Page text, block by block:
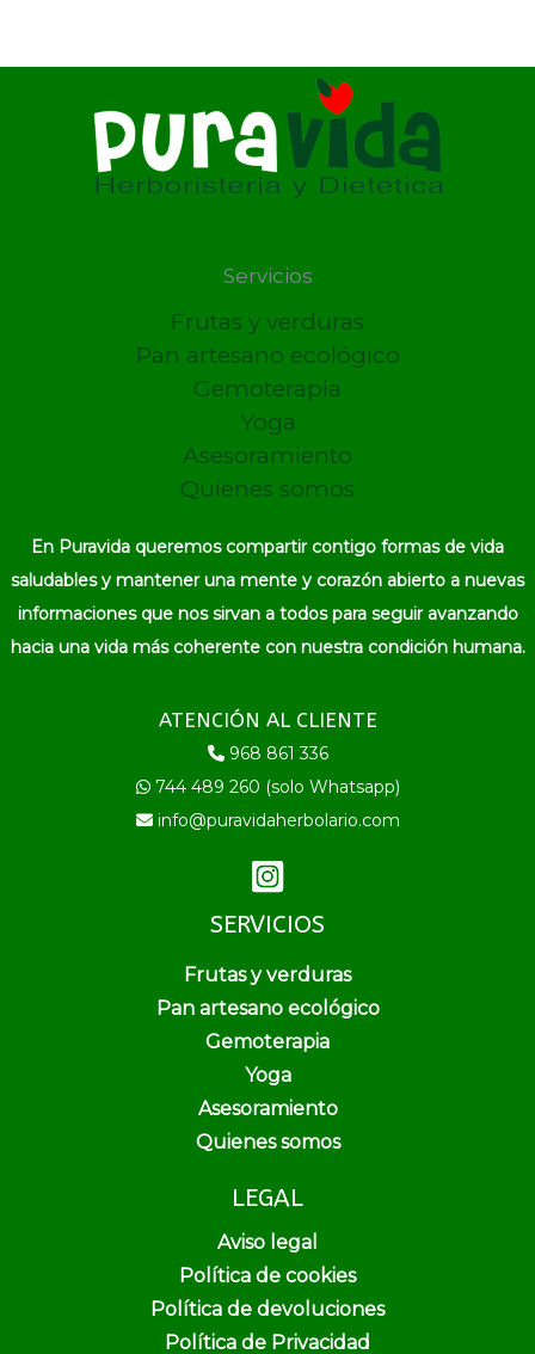
Servicios
Frutas y verduras
Pan artesano ecológico
Gemoterapia
Yoga
Asesoramiento
Quienes somos
En Puravida queremos compartir contigo formas de vida
saludables y mantener una mente y corazón abierto a nuevas
informaciones que nos sirvan a todos para seguir avanzando
hacia una vida más coherente con nuestra condición humana.
ATENCIÓN AL CLIENTE
968 861 336
744 489 260 (solo Whatsapp)
info@puravidaherbolario.com
SERVICIOS
Frutas y verduras
Pan artesano ecológico
Gemoterapia
Yoga
Asesoramiento
Quienes somos
LEGAL
Aviso legal
Política de cookies
Política de devoluciones
Política de Privacidad